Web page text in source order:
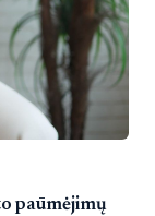
paūmėjimų